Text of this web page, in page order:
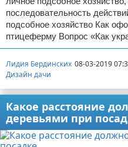
последовательность
подсобное хозяйство Как
птицеферму Вопрос «Как
Лидия Бердинских 08-03-2019
Дизайн дачи
Какое расстояние
деревьями при